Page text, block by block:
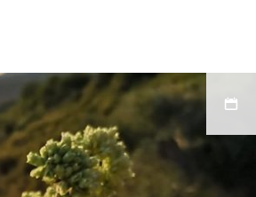
Andres